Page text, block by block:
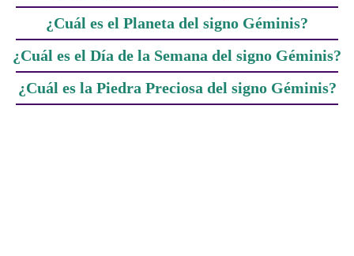
¿Cuál es el Planeta del signo Géminis?
¿Cuál es el Día de la Semana del signo Géminis?
¿Cuál es la Piedra Preciosa del signo Géminis?